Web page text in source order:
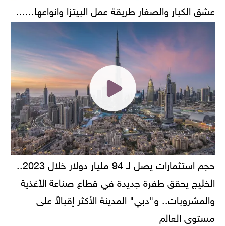
عشق الكبار والصغار طريقة عمل البيتزا وانواعها......
حجم استثمارات يصل لـ 94 مليار دولار خلال 2023..
الخليج يحقق طفرة جديدة في قطاع صناعة الأغذية
والمشروبات.. و"دبي" المدينة الأكثر إقبالاً على
مستوى العالم